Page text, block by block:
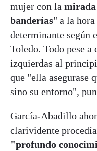
mujer con la
banderías" a la
determinante según
Toledo. Todo pese a
izquierdas al
que "ella asegurase
sino su entorno",
García-Abadillo
clarividente
"profundo